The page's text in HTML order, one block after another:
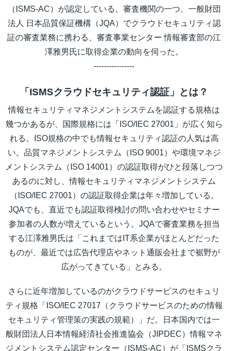
（ISMS-AC）が認定している。審査機関の一つ、一般財団
法人 日本品質保証機構（JQA）でクラウドセキュリティ認
証の審査業務に携わる、審査事業センター 情報審査部の江
澤雅男氏に取得企業の動向を伺った。
----------------
「ISMSクラウドセキュリティ認証」とは？
情報セキュリティマネジメントシステムを認証する規格は
幾つかあるが、国際規格には「ISO/IEC 27001」が広く知ら
れる。ISO規格の中でも情報セキュリティ認証の人気は高
い。品質マネジメントシステム（ISO 9001）や環境マネジ
メントシステム（ISO 14001）の認証取得がひと段落しつつ
あるのに対し、情報セキュリティマネジメントシステム
（ISO/IEC 27001）の認証取得企業は年々増加している。
JQAでも、直近でも認証取得検討の問い合わせやセミナー
参加者の人数が増えているという。JQAで審査業務を担当
する江澤雅男氏は「これまではIT系企業がほとんどだった
ものが、最近では広告代理店やネット通販会社まで裾野が
広がってきている」とみる。
さらに近年増加しているのがクラウドサービスのセキュリ
ティ規格「ISO/IEC 27017（クラウドサービスのための情報
セキュリティ管理策の実践の規範）」だ。日本国内では一
般財団法人日本情報経済社会推進協会（JIPDEC）情報マネ
ジメントシステム認定センター（ISMS-AC）が「ISMSクラ